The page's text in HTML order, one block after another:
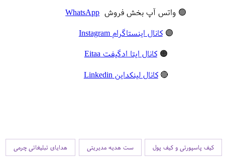
🟢 واتس آپ بخش فروش WhatsApp
🟣کانال اینستاگرام Instagram
🟠کانال ایتا ادگیفت Eitaa
🔴 کانال لینکداین Linkedin
کیف پاسپورتی و کیف پول ست هدیه مدیریتی هدایای تبلیغاتی چرمی